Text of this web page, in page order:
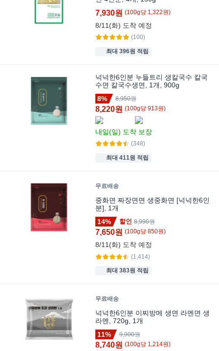
7,930원 (100g당 1,322원)
8/11(화) 도착 예정
(100)
최대 396원 적립
넉넉한6인분 누들트리 생칼국수 칼국
수면 칼국수생면, 1개, 900g
8%
8,950원
8,220원 (100g당 913원)
내일(일) 도착 보장
(348)
최대 411원 적립
무료배송
중화면 짜장면면 생중화면 [넉넉한6인
분], 1개
14%
할인 8,990원
7,650원 (100g당 850원)
8/11(화) 도착 예정
(1,414)
최대 383원 적립
무료배송
넉넉한6인분 이찌방메 생면 라멘면 생
라멘, 720g, 1개
11%
9,900원
8,740원 (100g당 1,214원)